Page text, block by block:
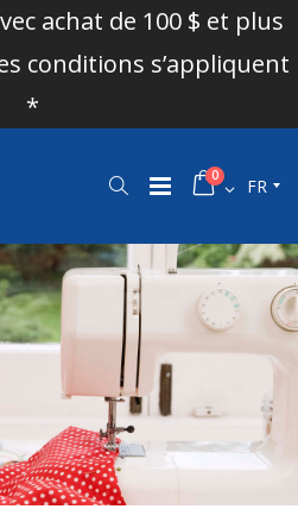
achat de 100 $ et plus
conditions s’appliquent
*
0 FR